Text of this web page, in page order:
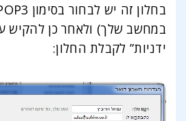
במחשב שלך) ולאחר כן להקיש
ידניות” לקבלת החלון: